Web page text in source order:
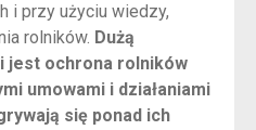
i przy użyciu wiedzy,
rolników. Dużą
jest ochrona rolników
umowami i działaniami
się ponad ich